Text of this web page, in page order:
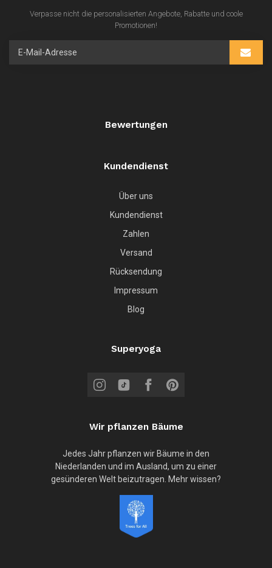
Verpasse nicht die personalisierten Angebote, Rabatte und coole
Promotionen!
Bewertungen
Kundendienst
Über uns
Kundendienst
Zahlen
Versand
Rücksendung
Impressum
Blog
Superyoga
Wir pflanzen Bäume
Jedes Jahr pflanzen wir Bäume in den
Niederlanden und im Ausland, um zu einer
gesünderen Welt beizutragen. Mehr wissen?